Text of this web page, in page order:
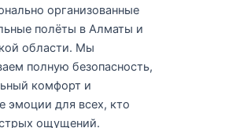
организованные
полёты в Алматы и
области. Мы
полную безопасность,
комфорт и
эмоции для всех, кто
ощущений.